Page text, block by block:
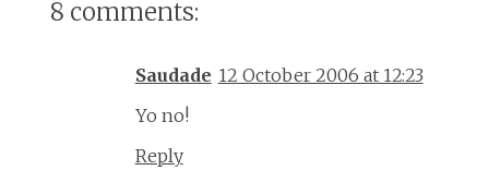
8 comments:
Saudade 12 October 2006 at 12:23
Yo no!
Reply